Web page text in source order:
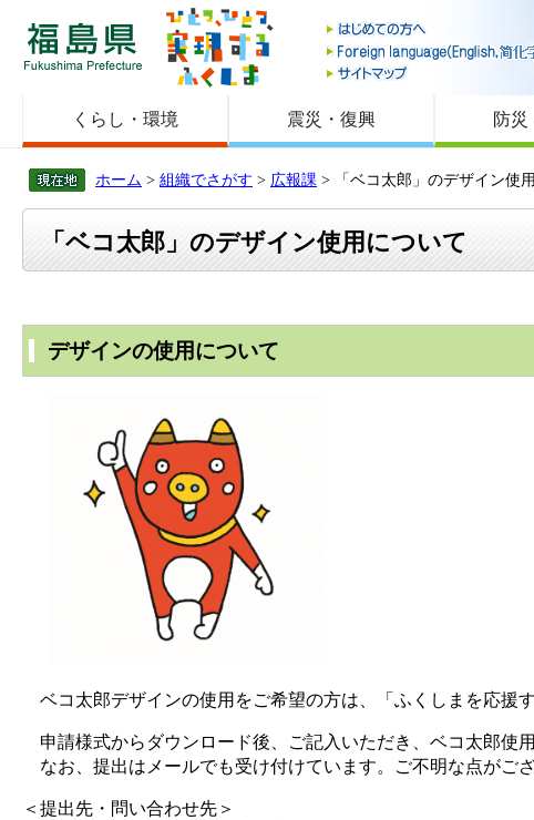
福島県
くらし・環境 震災・復興 防災
ホーム > 組織でさがす > 広報課 > 「ベコ太郎」のデザイン使
「ベコ太郎」のデザイン使用について
デザインの使用について
ベコ太郎デザインの使用をご希望の方は、「ふくしまを応援
申請様式からダウンロード後、ご記入いただき、ベコ太郎使
なお、提出はメールでも受け付けています。ご不明な点がご
＜提出先・問い合わせ先＞